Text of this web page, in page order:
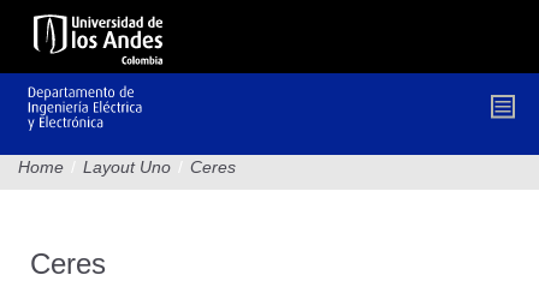
Pasar
contenido
principal
Home / Layout Uno / Ceres
Ceres